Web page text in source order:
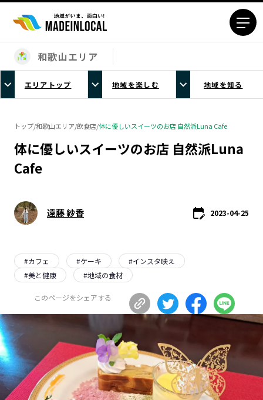
エリアから探す
北海道エリア
青森エリア
秋田エリア
山形エリア
福島エリア
茨城エリア
栃木エリア
東京23区エリア
神奈川エリア
福井エリア
山梨エリア
長野エリア
静岡エリア
愛知エリア
三重エリア
滋賀エリア
北摂エリア
堺・泉州エリア
河内エリア
兵庫エリア
奈良エリア
和歌山エリア
和歌山エリア
エリアトップ 地域を楽しむ 地域を知る
トップ/和歌山エリア/飲食店/体に優しいスイーツのお店 自然派Luna Cafe
体に優しいスイーツのお店 自然派Luna
Cafe
遠藤 紗香 2023-04-25
#カフェ #ケーキ #インスタ映え
#美と健康 #地域の食材
このページをシェアする